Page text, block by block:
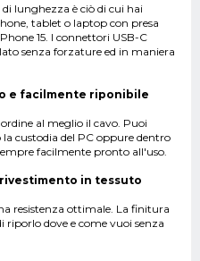
di lunghezza è ciò di cui hai
tablet o laptop con presa
15. I connettori USB-C
senza forzature ed in maniera
e facilmente riponibile
al meglio il cavo. Puoi
custodia del PC oppure dentro
facilmente pronto all'uso.
in tessuto
resistenza ottimale. La finitura
dove e come vuoi senza